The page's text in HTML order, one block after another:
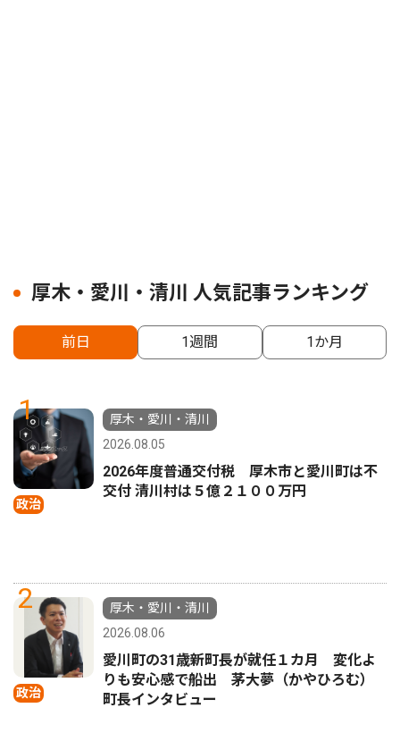
厚木・愛川・清川 人気記事ランキング
前日 1週間 1か月
1
政治
厚木・愛川・清川
2026.08.05
2026年度普通交付税 厚木市と愛川町は不
交付 清川村は５億２１００万円
2
政治
厚木・愛川・清川
2026.08.06
愛川町の31歳新町長が就任１カ月 変化よ
りも安心感で船出 茅大夢（かやひろむ）
町長インタビュー